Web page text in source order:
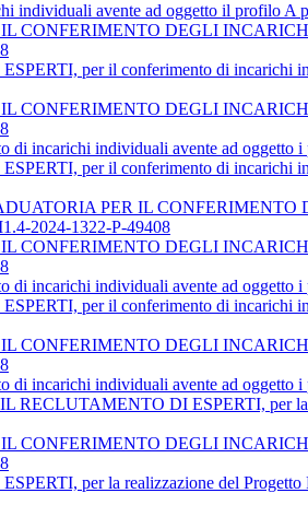
individuali avente ad oggetto il profilo
CONFERIMENTO DEGLI
per il conferimento di incarichi
CONFERIMENTO DEGLI
di incarichi individuali avente ad oggetto
per il conferimento di incarichi
PER IL
2024-1322-P-49408
CONFERIMENTO DEGLI
di incarichi individuali avente ad
per il conferimento di incarichi
CONFERIMENTO DEGLI
di incarichi individuali avente ad
DI ESPERTI, per la
CONFERIMENTO DEGLI
per la realizzazione del Progetto